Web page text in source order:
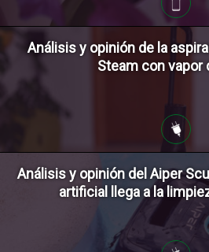
Análisis y opinión de la
Steam con vapor
Análisis y opinión del Aiper
artificial llega a la